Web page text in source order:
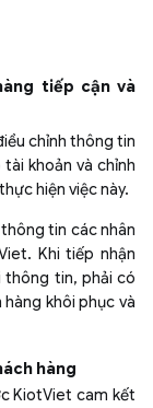
tiếp cận và
chỉnh thông tin
khoản và chỉnh
hiện việc này.
tin các nhân
Khi tiếp nhận
thông tin, phải có
khôi phục và
hàng
KiotViet cam kết